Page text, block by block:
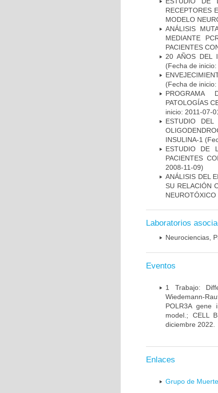
RECEPTORES
MODELO
ANÁLISIS
MEDIANTE
PACIENTES
20 AÑOS DEL
(Fecha de
(Fecha de
PROGRAMA
PATOLOGÍAS
inicio: 2011-07-
ESTUDIO
INSULINA-1
ESTUDIO DE
PACIENTES
2008-11-09)
ANÁLISIS DEL
SU RELACIÓN
NEUROTÓXICO
Laboratorios
Neurociencias,
Eventos
1 Trabajo:
Wiedemann-
POLR3A gene
model.; CELL
diciembre 2022.
Enlaces
Grupo de